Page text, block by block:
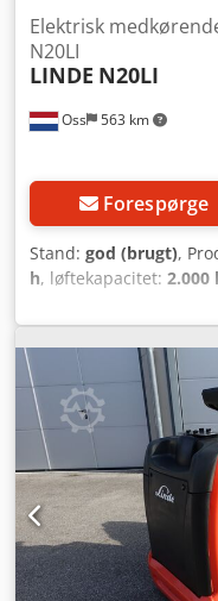
Oss 563 km
Elektrisk
N20LI
LINDE N20LI
Forespørge
Stand: god (brugt),
h, løftekapacitet: 2.000
bygningshøjde:1.490
Elektrisk
2020 Driftstimer: 3.578
1.924 mm
med lader Credpoy